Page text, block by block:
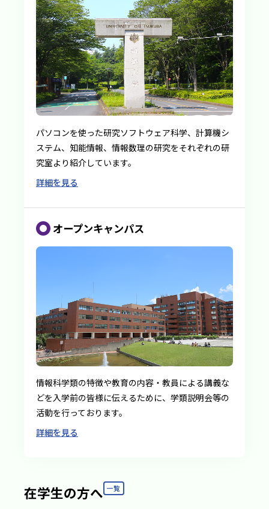
パソコンを使った研究ソフトウェア科学、計算機シ
ステム、知能情報、情報数理の研究をそれぞれの研
究室より紹介しています。
詳細を見る
オープンキャンパス
情報科学類の特徴や教育の内容・教員による講義な
どを入学前の皆様に伝えるために、学類説明会等の
活動を行っております。
詳細を見る
在学生の方へ 一覧